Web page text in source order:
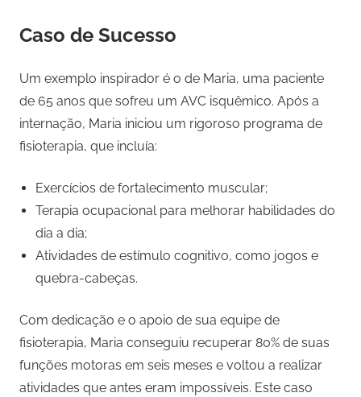
Caso de Sucesso
Um exemplo inspirador é o de Maria, uma paciente
de 65 anos que sofreu um AVC isquêmico. Após a
internação, Maria iniciou um rigoroso programa de
fisioterapia, que incluía:
Exercícios de fortalecimento muscular;
Terapia ocupacional para melhorar habilidades do
dia a dia;
Atividades de estímulo cognitivo, como jogos e
quebra-cabeças.
Com dedicação e o apoio de sua equipe de
fisioterapia, Maria conseguiu recuperar 80% de suas
funções motoras em seis meses e voltou a realizar
atividades que antes eram impossíveis. Este caso